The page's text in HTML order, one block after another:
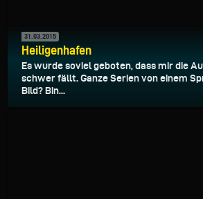
31.03.2015
Heiligenhafen
Es wurde soviel geboten, dass mir die
schwer fällt. Ganze Serien von einem
Bild? Bin...